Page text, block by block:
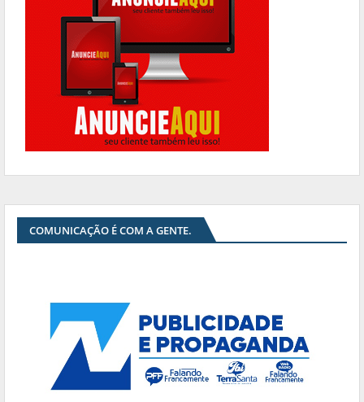
COMUNICAÇÃO É COM A GENTE.